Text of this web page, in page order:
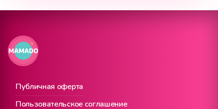
Публичная оферта
Пользовательское соглашение